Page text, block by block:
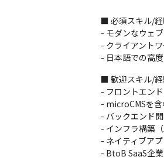
- 提案用のデモサ
【カスタマーサ
- チャットやメ
- 障害発生時の
- 不具合に関す
- 公式ドキュメ
- 機能追加／仕
【カスタマーサ
- エンタープラ
- 顧客からの要
- 既存顧客に対
■ 必須スキル/
- モダンなウェ
- クライアント
- 日本語での高
■ 歓迎スキル/
- フロントエン
- microCMSを
- バックエンド
- インフラ構築
- ネイティブア
- BtoB SaaS企